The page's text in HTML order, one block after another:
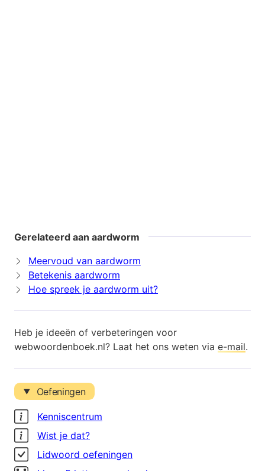
Gerelateerd aan aardworm
Meervoud van aardworm
Betekenis aardworm
Hoe spreek je aardworm uit?
Heb je ideeën of verbeteringen voor
webwoordenboek.nl? Laat het ons weten via e-mail.
Oefeningen
Kenniscentrum
Wist je dat?
Lidwoord oefeningen